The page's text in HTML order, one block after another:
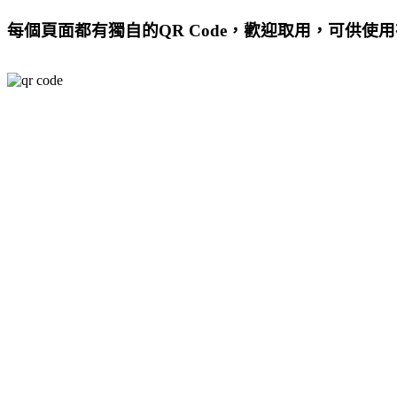
每個頁面都有獨自的QR Code，歡迎取用，可供使